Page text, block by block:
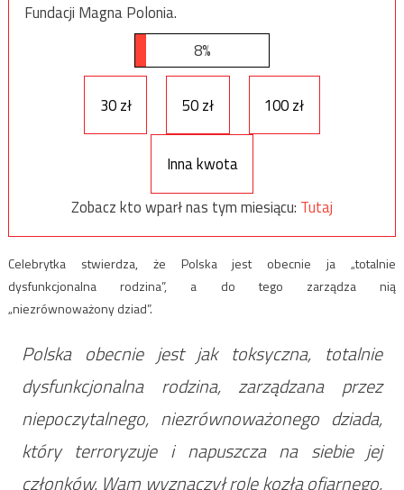
Fundacji Magna Polonia.
8%
30 zł 50 zł 100 zł
Inna kwota
Zobacz kto wparł nas tym miesiącu: Tutaj
Celebrytka stwierdza, że Polska jest obecnie ja „totalnie
dysfunkcjonalna rodzina”, a do tego zarządza nią
„niezrównoważony dziad”.
Polska obecnie jest jak toksyczna, totalnie
dysfunkcjonalna rodzina, zarządzana przez
niepoczytalnego, niezrównoważonego dziada,
który terroryzuje i napuszcza na siebie jej
członków. Wam wyznaczył rolę kozła ofiarnego,